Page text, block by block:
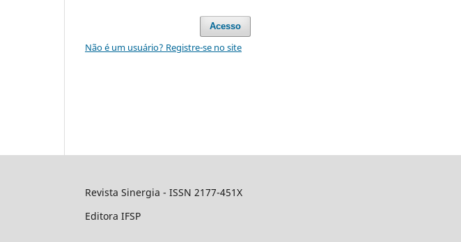
Acesso
Não é um usuário? Registre-se no site
Revista Sinergia - ISSN 2177-451X
Editora IFSP